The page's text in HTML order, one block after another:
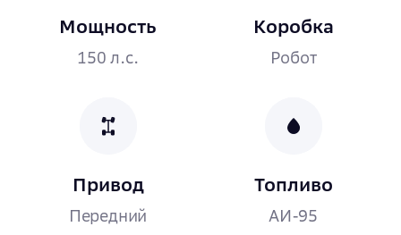
Мощность
150 л.с.
Коробка
Робот
Привод
Передний
Топливо
АИ-95